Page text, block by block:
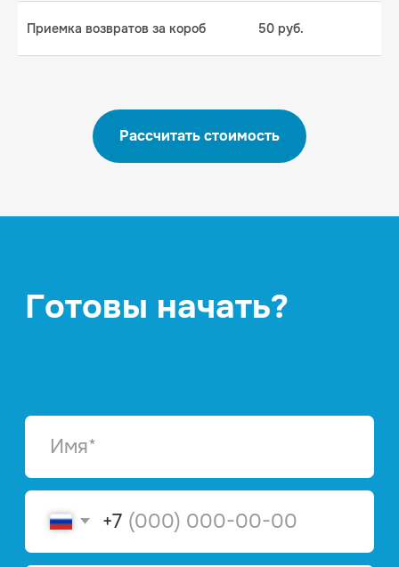
Приемка возвратов за короб 50 руб.
Рассчитать стоимость